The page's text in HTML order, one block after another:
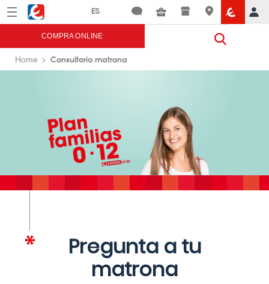
Menú Eroski
COMPRA ONLINE
Home Consultorio matrona
Pregunta a tu
matrona